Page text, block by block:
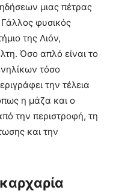
μιας πέτρας
φυσικός
της Λιόν,
Όσο απλό είναι το
τόσο
την τέλεια
η μάζα και ο
την περιστροφή, τη
και την